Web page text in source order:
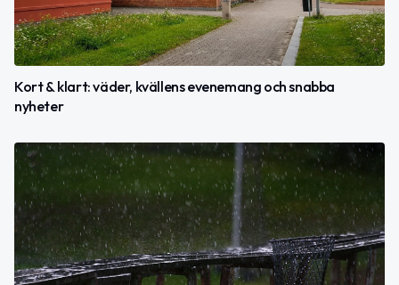
Kort & klart: väder, kvällens evenemang och snabba
nyheter